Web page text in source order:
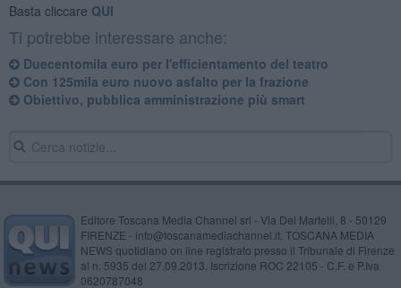
Basta cliccare QUI
Ti potrebbe interessare anche:
Duecentomila euro per l'efficientamento del teatro
Con 125mila euro nuovo asfalto per la frazione
Obiettivo, pubblica amministrazione più smart
Editore Toscana Media Channel srl - Via Dei Martelli, 8 - 50129
FIRENZE - info@toscanamediachannel.it. TOSCANA MEDIA
NEWS quotidiano on line registrato presso il Tribunale di Firenze
al n. 5935 del 27.09.2013. Iscrizione ROC 22105 - C.F. e P.Iva
0620787048